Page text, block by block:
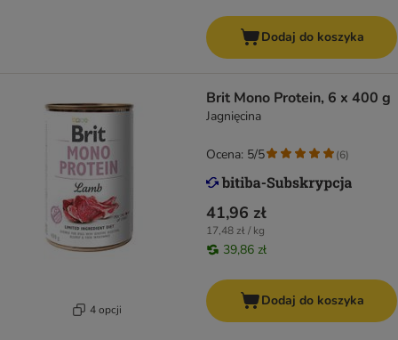
Dodaj do koszyka
4 opcji
Brit Mono Protein, 6 x 400 g
Jagnięcina
41,96 zł
17,48 zł / kg
39,86 zł
Ocena: 5/5 (6)
Dodaj do koszyka